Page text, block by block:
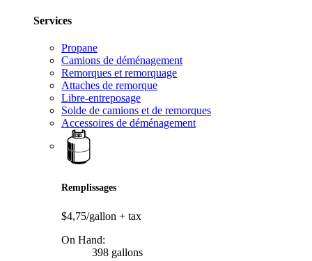
Services
Propane
Camions de déménagement
Remorques et remorquage
Attaches de remorque
Libre-entreposage
Solde de camions et de remorques
Accessoires de déménagement
Remplissages
$4,75/gallon + tax
On Hand:
398 gallons